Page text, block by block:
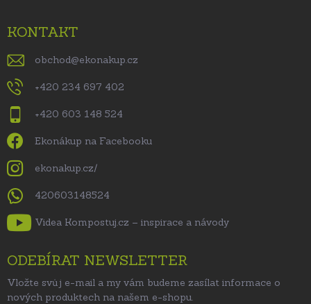
KONTAKT
obchod@ekonakup.cz
+420 234 697 402
+420 603 148 524
Ekonákup na Facebooku
ekonakup.cz/
420603148524
Videa Kompostuj.cz – inspirace a návody
ODEBÍRAT NEWSLETTER
Vložte svůj e-mail a my vám budeme zasílat informace o
nových produktech na našem e-shopu.